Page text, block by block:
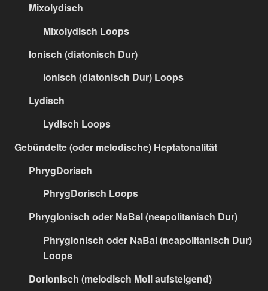
Mixolydisch
Mixolydisch Loops
Ionisch (diatonisch Dur)
Ionisch (diatonisch Dur) Loops
Lydisch
Lydisch Loops
Gebündelte (oder melodische) Heptatonalität
PhrygDorisch
PhrygDorisch Loops
PhrygIonisch oder NaBal (neapolitanisch Dur)
PhrygIonisch oder NaBal (neapolitanisch Dur)
Loops
DorIonisch (melodisch Moll aufsteigend)